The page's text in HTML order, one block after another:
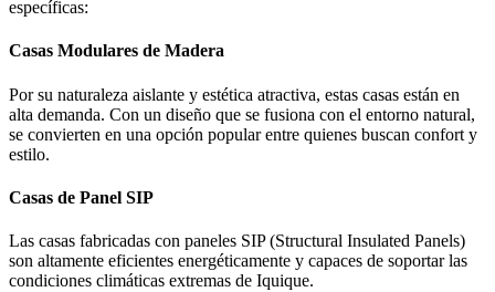
específicas:
Casas Modulares de Madera
Por su naturaleza aislante y estética atractiva, estas casas están en
alta demanda. Con un diseño que se fusiona con el entorno natural,
se convierten en una opción popular entre quienes buscan confort y
estilo.
Casas de Panel SIP
Las casas fabricadas con paneles SIP (Structural Insulated Panels)
son altamente eficientes energéticamente y capaces de soportar las
condiciones climáticas extremas de Iquique.